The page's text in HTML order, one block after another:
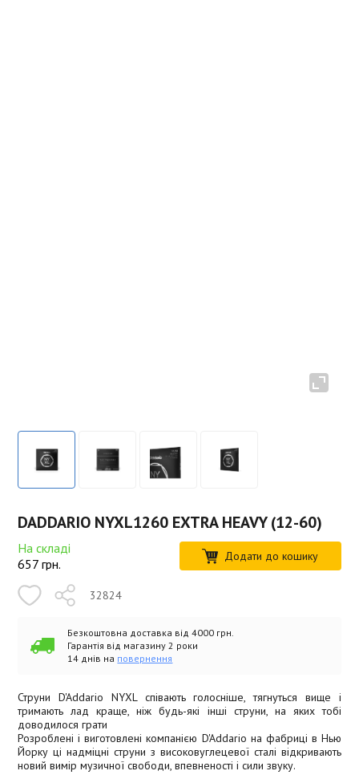
DADDARIO NYXL1260 EXTRA HEAVY (12-60)
На складі
657 грн. Додати до кошику
32824
Безкоштовна доставка від 4000 грн.
Гарантія від магазину 2 роки
14 днів на повернення
Струни D'Addario NYXL співають голосніше, тягнуться вище і
тримають лад краще, ніж будь-які інші струни, на яких тобі
доводилося грати
Розроблені і виготовлені компанією D'Addario на фабриці в Нью
Йорку ці надміцні струни з високовуглецевої сталі відкривають
новий вимір музичної свободи, впевненості і сили звуку.